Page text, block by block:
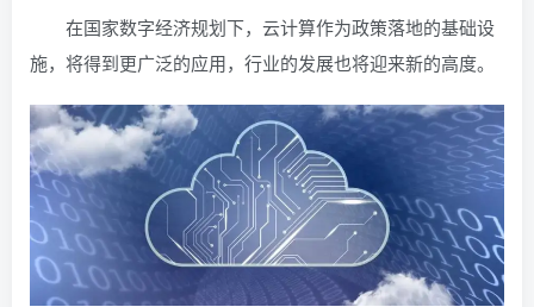
在国家数字经济规划下，云计算作为政策落地的基础设
施，将得到更广泛的应用，行业的发展也将迎来新的高度。